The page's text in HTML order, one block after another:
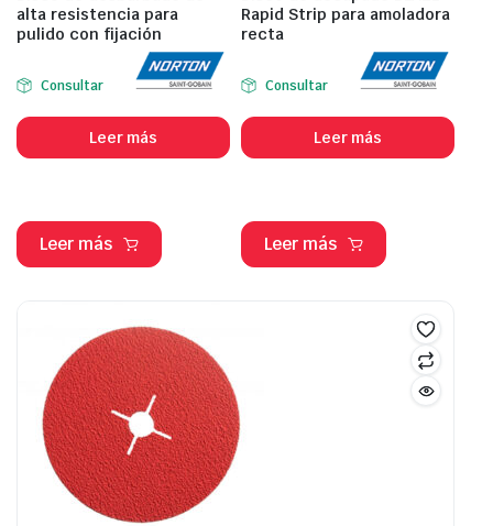
alta resistencia para
pulido con fijación
Consultar
Leer más
Leer más
Rapid Strip para amoladora
recta
Consultar
Leer más
Leer más